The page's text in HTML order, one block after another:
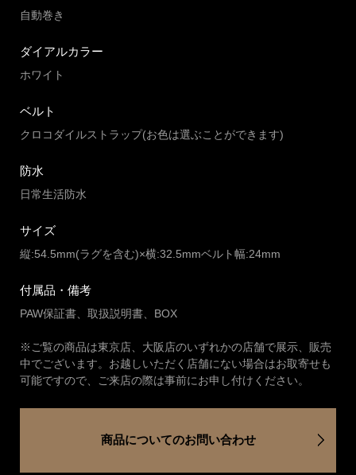
自動巻き
ダイアルカラー
ホワイト
ベルト
クロコダイルストラップ(お色は選ぶことができます)
防水
日常生活防水
サイズ
縦:54.5mm(ラグを含む)×横:32.5mmベルト幅:24mm
付属品・備考
PAW保証書、取扱説明書、BOX
※ご覧の商品は東京店、大阪店のいずれかの店舗で展示、販売
中でございます。お越しいただく店舗にない場合はお取寄せも
可能ですので、ご来店の際は事前にお申し付けください。
商品についてのお問い合わせ